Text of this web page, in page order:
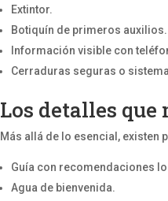
Extintor.
Botiquín de primeros auxilios.
Información visible con
Cerraduras seguras o
Los detalles
Más allá de lo esencial, existen
Guía con recomendaciones
Agua de bienvenida.